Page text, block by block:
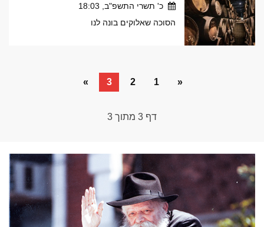
כ' תשרי התשפ"ב, 18:03
הסוכה שאלוקים בונה לנו
«
1
2
3
»
דף 3 מתוך 3